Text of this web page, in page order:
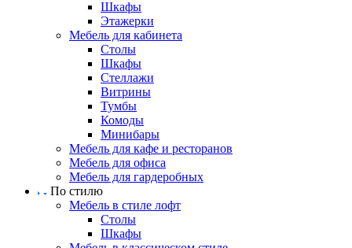
Шкафы
Этажерки
Мебель для кабинета
Столы
Шкафы
Стеллажи
Витрины
Тумбы
Комоды
Минибары
Мебель для кафе и ресторанов
Мебель для офиса
Мебель для гардеробных
По стилю
Мебель в стиле лофт
Столы
Шкафы